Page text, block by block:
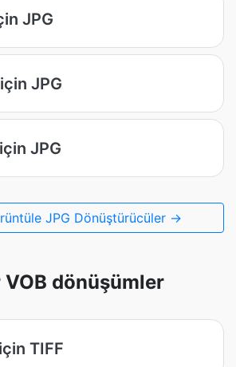
JPG
JPG
JPG
JPG Dönüştürücüler →
VOB dönüşümler
TIFF